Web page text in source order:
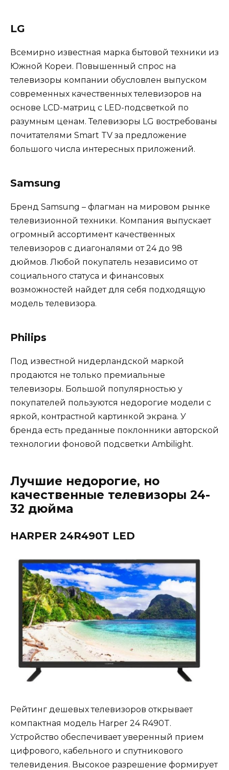
LG
Всемирно известная марка бытовой техники из
Южной Кореи. Повышенный спрос на
телевизоры компании обусловлен выпуском
современных качественных телевизоров на
основе LCD-матриц c LED-подсветкой по
разумным ценам. Телевизоры LG востребованы
почитателями Smart TV за предложение
большого числа интересных приложений.
Samsung
Бренд Samsung – флагман на мировом рынке
телевизионной техники. Компания выпускает
огромный ассортимент качественных
телевизоров с диагоналями от 24 до 98
дюймов. Любой покупатель независимо от
социального статуса и финансовых
возможностей найдет для себя подходящую
модель телевизора.
Philips
Под известной нидерландской маркой
продаются не только премиальные
телевизоры. Большой популярностью у
покупателей пользуются недорогие модели с
яркой, контрастной картинкой экрана. У
бренда есть преданные поклонники авторской
технологии фоновой подсветки Ambilight.
Лучшие недорогие, но
качественные телевизоры 24-
32 дюйма
HARPER 24R490T LED
Рейтинг дешевых телевизоров открывает
компактная модель Harper 24 R490T.
Устройство обеспечивает уверенный прием
цифрового, кабельного и спутникового
телевидения. Высокое разрешение формирует